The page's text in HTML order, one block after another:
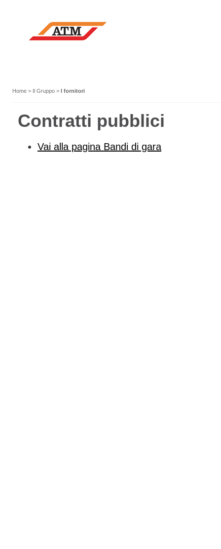
Home > Il Gruppo > I fornitori
Contratti pubblici
Vai alla pagina Bandi di gara